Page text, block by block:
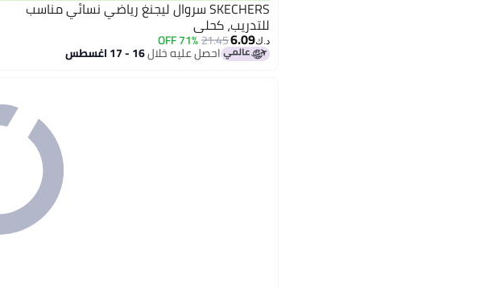
SKECHERS سروال ليجنغ رياضي نسائي مناسب
للتدريب، كحلي
د.ك‏6.09
21.45
71% OFF
احصل عليه خلال16 - 17 اغسطس